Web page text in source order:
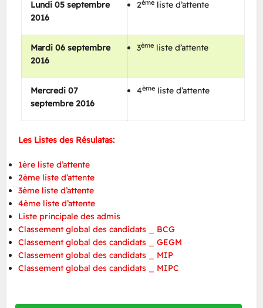
Lundi 05 septembre
2016
2èmeliste d’attente
Mardi 06 septembre
2016
3èmeliste d’attente
Mercredi 07
septembre 2016
4èmeliste d’attente
Les Listes des Résulatas:
1ère liste d’attente
2ème liste d’attente
3ème liste d’attente
4ème liste d’attente
Liste principale des admis
Classement global des candidats _ BCG
Classement global des candidats _ GEGM
Classement global des candidats _ MIP
Classement global des candidats _ MIPC